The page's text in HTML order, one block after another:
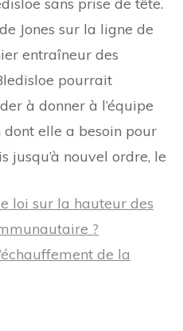
Jones sur la ligne de
entraîneur des
pourrait
à donner à l’équipe
elle a besoin pour
jusqu’à nouvel ordre, le
loi sur la hauteur des
?
de la